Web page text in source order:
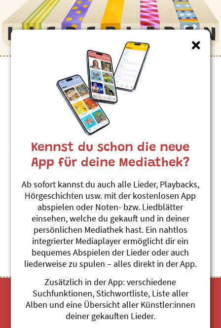
Sina Buis
Umwelt-Grips
Nachhaltige Kinderlieder
zum Thema Umweltschutz
Sina Buis
Kennst du schon die neue
App für deine Mediathek?
Ab sofort kannst du auch alle Lieder, Playbacks,
Hörgeschichten usw. mit der kostenlosen App
abspielen oder Noten- bzw. Liedblätter
einsehen, welche du gekauft und in deiner
persönlichen Mediathek hast. Ein nahtlos
integrierter Mediaplayer ermöglicht dir ein
bequemes Abspielen der Lieder oder auch
liederweise zu spulen – alles direkt in der App.
Zusätzlich in der App: verschiedene
Suchfunktionen, Stichwortliste, Liste aller
Alben und eine Übersicht aller Künstler:innen
deiner gekauften Lieder.